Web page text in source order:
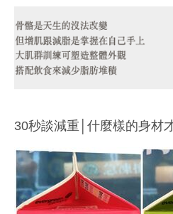
30秒談減重│什麼樣的身材